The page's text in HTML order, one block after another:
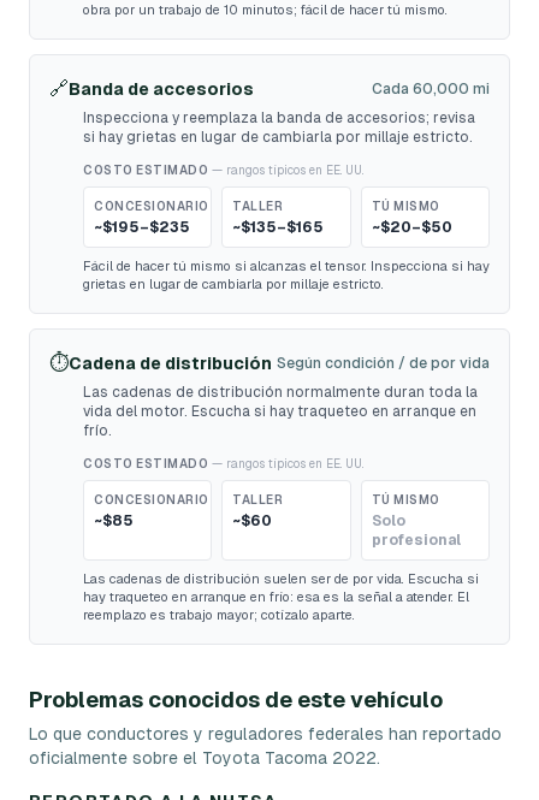
obra por un trabajo de 10 minutos; fácil de hacer tú mismo.
🔗Banda de accesorios
Cada 60,000 mi
Inspecciona y reemplaza la banda de accesorios; revisa
si hay grietas en lugar de cambiarla por millaje estricto.
COSTO ESTIMADO — rangos típicos en EE. UU.
CONCESIONARIO
~$195–$235
TALLER
~$135–$165
TÚ MISMO
~$20–$50
Fácil de hacer tú mismo si alcanzas el tensor. Inspecciona si hay
grietas en lugar de cambiarla por millaje estricto.
⏱️Cadena de distribución Según condición / de por vida
Las cadenas de distribución normalmente duran toda la
vida del motor. Escucha si hay traqueteo en arranque en
frío.
COSTO ESTIMADO — rangos típicos en EE. UU.
CONCESIONARIO
~$85
TALLER
~$60
TÚ MISMO
Solo
profesional
Las cadenas de distribución suelen ser de por vida. Escucha si
hay traqueteo en arranque en frío: esa es la señal a atender. El
reemplazo es trabajo mayor; cotízalo aparte.
Problemas conocidos de este vehículo
Lo que conductores y reguladores federales han reportado
oficialmente sobre el Toyota Tacoma 2022.